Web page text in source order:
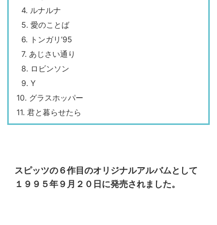
4. ルナルナ
5. 愛のことば
6. トンガリ’95
7. あじさい通り
8. ロビンソン
9. Y
10. グラスホッパー
11. 君と暮らせたら
スピッツの６作目のオリジナルアルバムとして
１９９５年９月２０日に発売されました。